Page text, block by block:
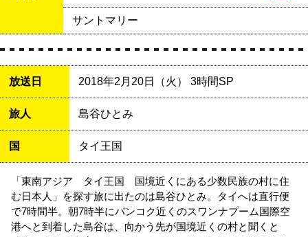
サントマリー
放送日 2018年2月20日（火） 3時間SP
旅人 島谷ひとみ
国 タイ王国
「東南アジア タイ王国 国境近くにある少数民族の村に住
む日本人」を探す旅に出たのは島谷ひとみ。タイへは直行便
で7時間半。朝7時半にバンコク近くのスワンナプーム国際空
港へと到着した島谷は、向かう先が国境近くの村と聞くと